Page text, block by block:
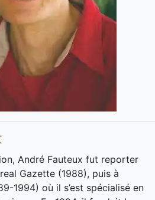
André Fauteux fut reporter
Gazette (1988), puis à
1994) où il s’est spécialisé en